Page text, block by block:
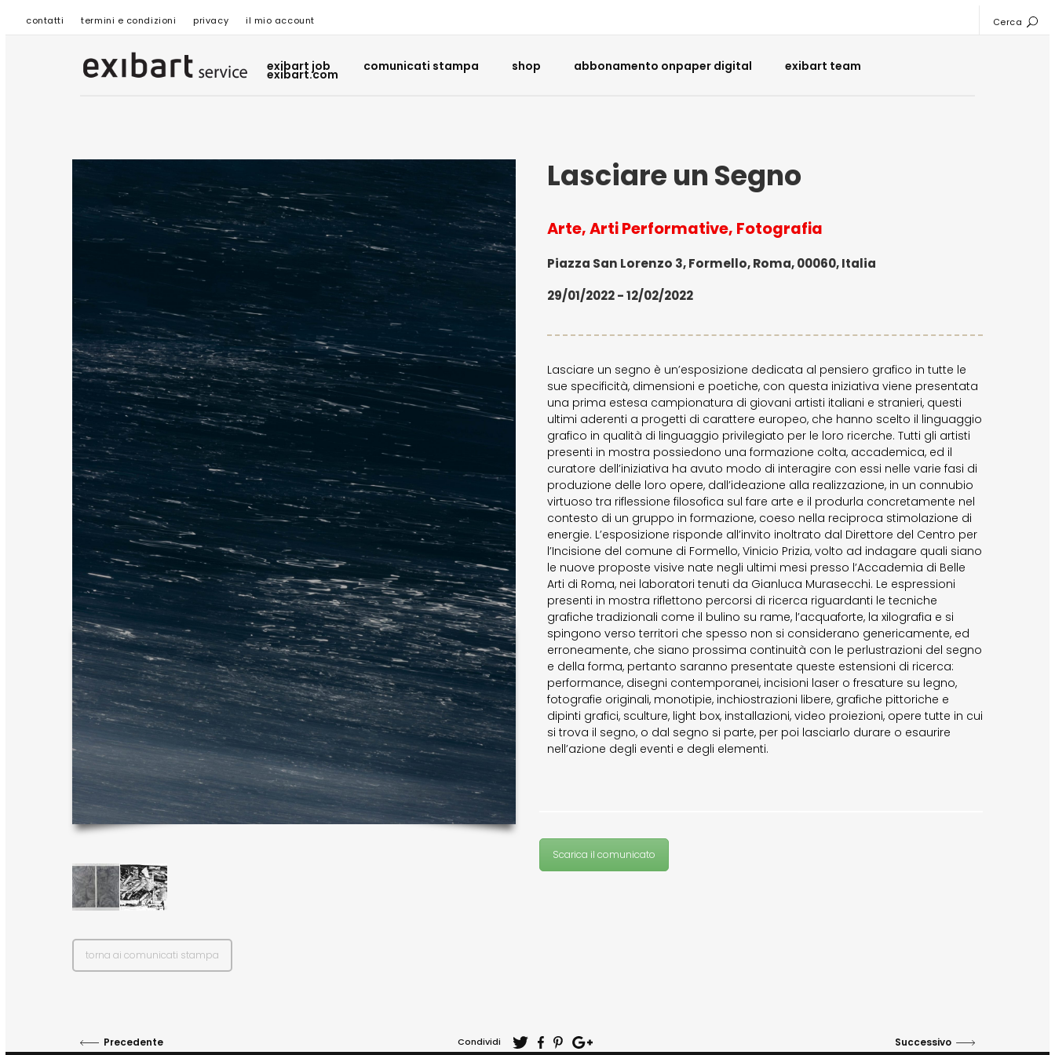
contatti termini e condizioni privacy il mio account Cerca
exibart job comunicati stampa shop abbonamento onpaper digital exibart team
exibart.com
torna ai comunicati stampa
Lasciare un Segno
Arte, Arti Performative, Fotografia
Piazza San Lorenzo 3, Formello, Roma, 00060, Italia
29/01/2022 - 12/02/2022
Lasciare un segno è un’esposizione dedicata al pensiero grafico in tutte le
sue specificità, dimensioni e poetiche, con questa iniziativa viene presentata
una prima estesa campionatura di giovani artisti italiani e stranieri, questi
ultimi aderenti a progetti di carattere europeo, che hanno scelto il linguaggio
grafico in qualità di linguaggio privilegiato per le loro ricerche. Tutti gli artisti
presenti in mostra possiedono una formazione colta, accademica, ed il
curatore dell’iniziativa ha avuto modo di interagire con essi nelle varie fasi di
produzione delle loro opere, dall’ideazione alla realizzazione, in un connubio
virtuoso tra riflessione filosofica sul fare arte e il produrla concretamente nel
contesto di un gruppo in formazione, coeso nella reciproca stimolazione di
energie. L’esposizione risponde all’invito inoltrato dal Direttore del Centro per
l’Incisione del comune di Formello, Vinicio Prizia, volto ad indagare quali siano
le nuove proposte visive nate negli ultimi mesi presso l’Accademia di Belle
Arti di Roma, nei laboratori tenuti da Gianluca Murasecchi. Le espressioni
presenti in mostra riflettono percorsi di ricerca riguardanti le tecniche
grafiche tradizionali come il bulino su rame, l’acquaforte, la xilografia e si
spingono verso territori che spesso non si considerano genericamente, ed
erroneamente, che siano prossima continuità con le perlustrazioni del segno
e della forma, pertanto saranno presentate queste estensioni di ricerca:
performance, disegni contemporanei, incisioni laser o fresature su legno,
fotografie originali, monotipie, inchiostrazioni libere, grafiche pittoriche e
dipinti grafici, sculture, light box, installazioni, video proiezioni, opere tutte in cui
si trova il segno, o dal segno si parte, per poi lasciarlo durare o esaurire
nell’azione degli eventi e degli elementi.
Scarica il comunicato
Precedente Successivo
Condividi